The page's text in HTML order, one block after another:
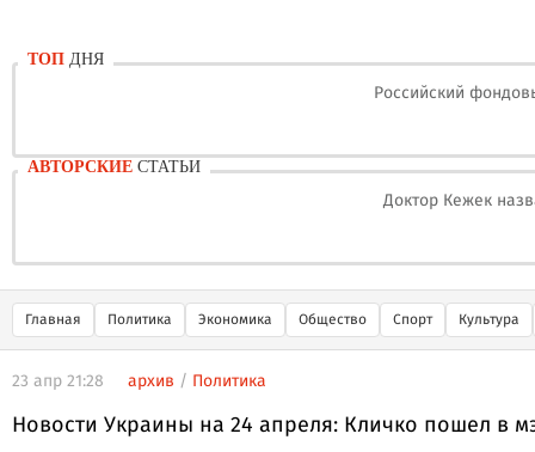
ТОП ДНЯ
Российский
АВТОРСКИЕ СТАТЬИ
Доктор Кежек
Главная Политика Экономика Общество Спорт Культура
23 апр 21:28 архив / Политика
Новости Украины на 24 апреля: Кличко пошел в